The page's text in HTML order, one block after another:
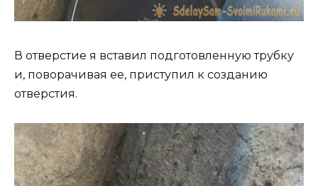
В отверстие я вставил подготовленную трубку
и, поворачивая ее, приступил к созданию
отверстия.